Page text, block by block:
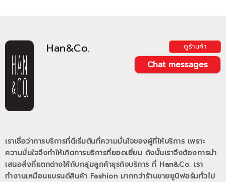
Han&Co. ดูร้านค้า
Chat messages
เราเชื่อว่าการบริการที่ดีเริ่มต้นที่ความมั่นใจของผู้ที่ให้บริการ เพราะ
ความมั่นใจจึงทำให้เกิดการบริการที่ยอดเยี่ยม ดังนั้นเราจึงต้องการนำ
เสนอสิ่งที่แตกต่างให้กับกลุ่มลูกค้าธุรกิจบริการ ที่ Han&Co. เรา
ทำงานเหมือนแบรนด์สินค้า Fashion มากกว่าร้านขายยูนิฟอร์มทั่วไป